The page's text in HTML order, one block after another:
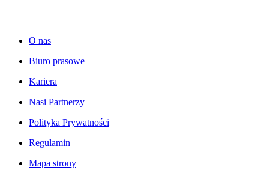
O nas
Biuro prasowe
Kariera
Nasi Partnerzy
Polityka Prywatności
Regulamin
Mapa strony